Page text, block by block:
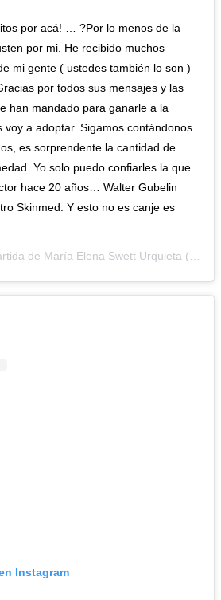
por acá! … ?Por lo menos de la
por mi. He recibido muchos
mi gente ( ustedes también lo son )
por todos sus mensajes y las
han mandado para ganarle a la
voy a adoptar. Sigamos contándonos
es sorprendente la cantidad de
Yo solo puedo confiarles la que
hace 20 años… Walter Gubelin
Skinmed. Y esto no es canje es
de María Elena Swett Urquieta (@maneswett) el
Instagram